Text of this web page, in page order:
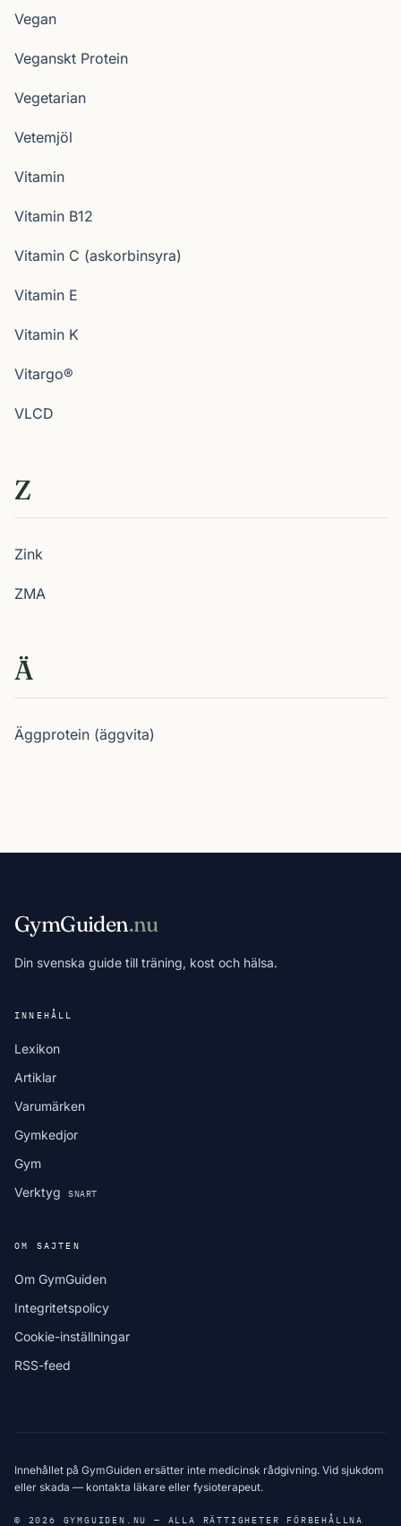
Vegan
Veganskt Protein
Vegetarian
Vetemjöl
Vitamin
Vitamin B12
Vitamin C (askorbinsyra)
Vitamin E
Vitamin K
Vitargo®
VLCD
Z
Zink
ZMA
Ä
Äggprotein (äggvita)
GymGuiden.nu
Din svenska guide till träning, kost och hälsa.
INNEHÅLL
Lexikon
Artiklar
Varumärken
Gymkedjor
Gym
Verktyg
SNART
OM SAJTEN
Om GymGuiden
Integritetspolicy
Cookie-inställningar
RSS-feed
Innehållet på GymGuiden ersätter inte medicinsk rådgivning. Vid sjukdom
eller skada — kontakta läkare eller fysioterapeut.
© 2026 GYMGUIDEN.NU — ALLA RÄTTIGHETER FÖRBEHÅLLNA